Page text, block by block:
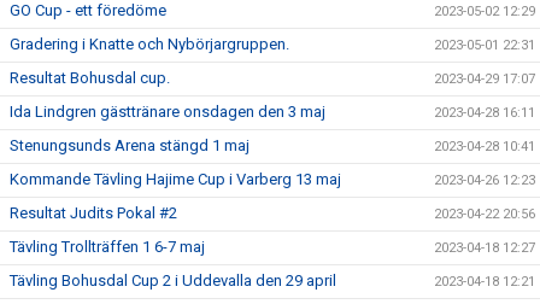
GO Cup - ett föredöme 2023-05-02 12:29
Gradering i Knatte och Nybörjargruppen. 2023-05-01 22:31
Resultat Bohusdal cup. 2023-04-29 17:07
Ida Lindgren gästtränare onsdagen den 3 maj 2023-04-28 16:11
Stenungsunds Arena stängd 1 maj 2023-04-28 10:41
Kommande Tävling Hajime Cup i Varberg 13 maj 2023-04-26 12:23
Resultat Judits Pokal #2 2023-04-22 20:56
Tävling Trollträffen 1 6-7 maj 2023-04-18 12:27
Tävling Bohusdal Cup 2 i Uddevalla den 29 april 2023-04-18 12:21